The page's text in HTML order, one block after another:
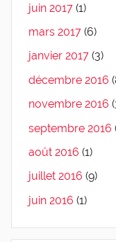
juin 2017 (1)
mars 2017 (6)
janvier 2017 (3)
décembre 2016
novembre 2016
septembre 2016
août 2016 (1)
juillet 2016 (9)
juin 2016 (1)